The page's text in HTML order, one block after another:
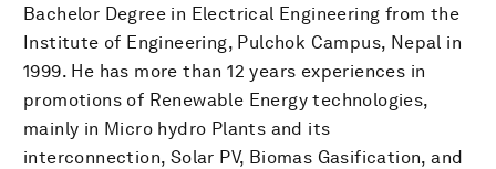
Bachelor Degree in Electrical Engineering from the
Institute of Engineering, Pulchok Campus, Nepal in
1999. He has more than 12 years experiences in
promotions of Renewable Energy technologies,
mainly in Micro hydro Plants and its
interconnection, Solar PV, Biomas Gasification, and